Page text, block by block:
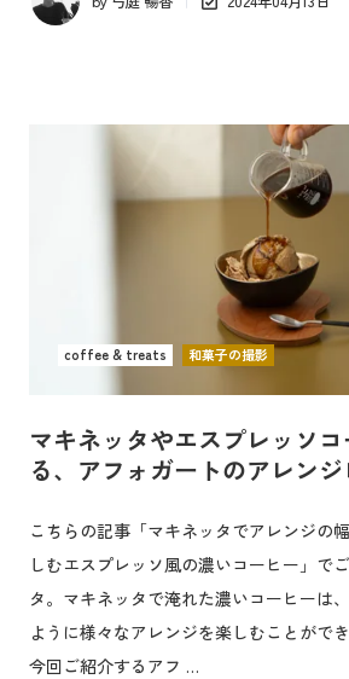
マキネッタやエスプレッソコ
る、アフォガートのアレン
こちらの記事「マキネッタでアレンジの
しむエスプレッソ風の濃いコーヒー」で
タ。マキネッタで淹れた濃いコーヒーは
ように様々なアレンジを楽しむことがで
今回ご紹介するアフ …
coffee & treats 和菓子の撮影